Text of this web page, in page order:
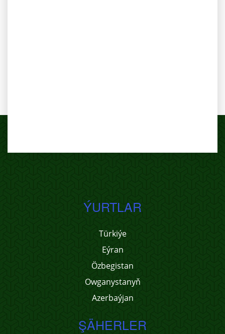
ÝURTLAR
Türkiýe
Eýran
Özbegistan
Owganystanyň
Azerbaýjan
ŞÄHERLER